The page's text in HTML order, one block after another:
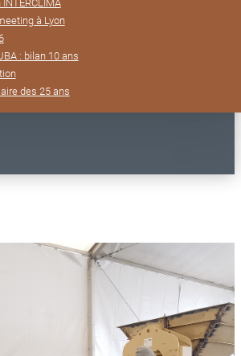
INTERCLIMA
à Lyon
: bilan 10 ans
des 25 ans